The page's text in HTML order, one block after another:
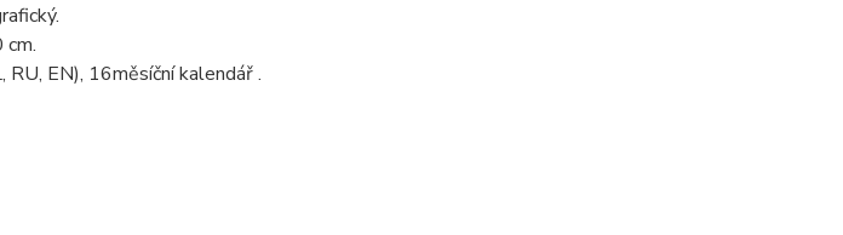
RU, EN), 16měsíční kalendář .